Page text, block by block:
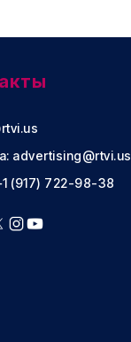
advertising@rtvi.us
(917) 722-98-38